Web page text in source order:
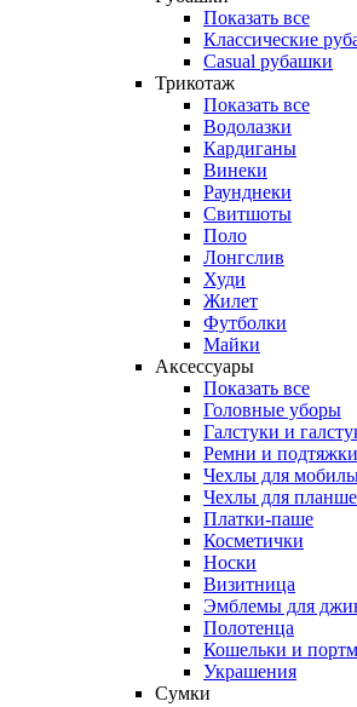
Показать все
Классические
Casual рубашки
Трикотаж
Показать все
Водолазки
Кардиганы
Винеки
Раунднеки
Свитшоты
Поло
Лонгслив
Худи
Жилет
Футболки
Майки
Аксессуары
Показать все
Головные уборы
Галстуки и
Ремни и подтяжки
Чехлы для
Чехлы для
Платки-паше
Косметички
Носки
Визитница
Эмблемы для
Полотенца
Кошельки и
Украшения
Сумки